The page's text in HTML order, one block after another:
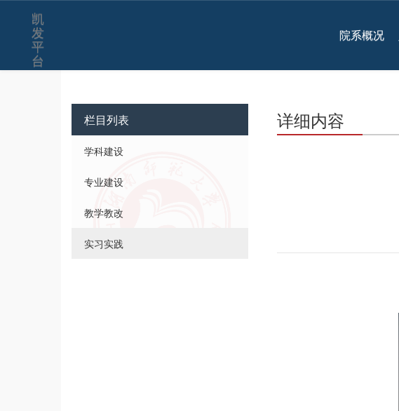
凯
发
平
台
院系概况
栏目列表
学科建设
专业建设
教学教改
实习实践
详细内容